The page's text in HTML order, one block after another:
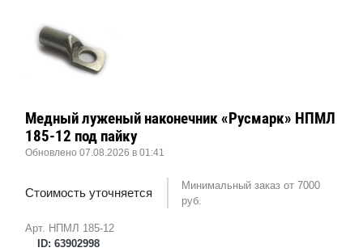
Арт. НПМЛ 185-12
ID: 63902998
Медный луженый наконечник «Русмарк» НПМЛ
185-12 под пайку
Обновлено 07.08.2026 в 01:41
Стоимость уточняется
Минимальный заказ от 7000
руб.